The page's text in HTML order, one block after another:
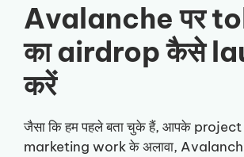
Avalanche पर
का airdrop कैसे
करें
जैसा कि हम पहले बता चुके हैं, आपके
marketing work के अलावा,